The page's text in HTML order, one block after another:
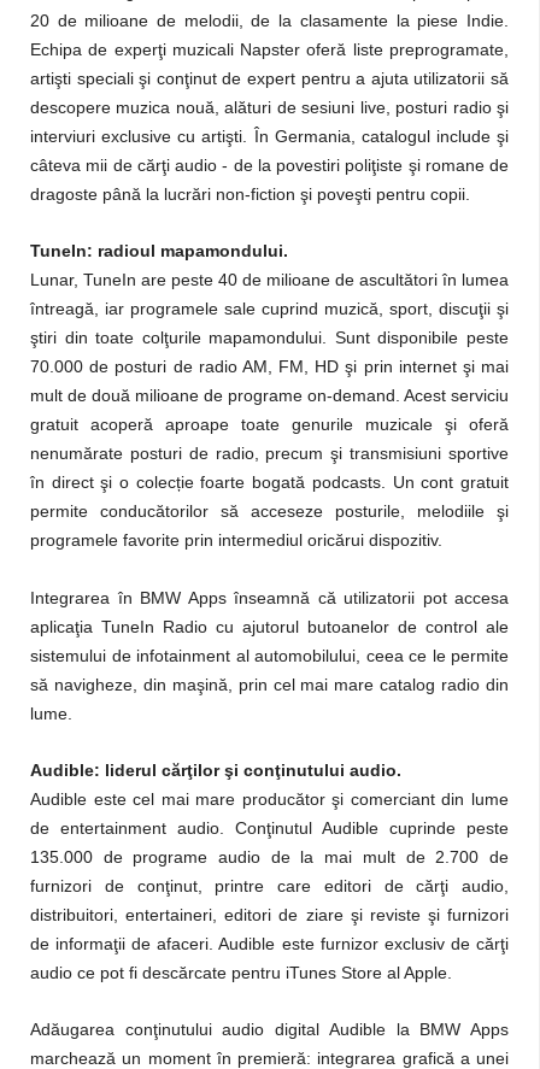
20 de milioane de melodii, de la clasamente la piese Indie.
Echipa de experţi muzicali Napster oferă liste preprogramate,
artişti speciali şi conţinut de expert pentru a ajuta utilizatorii să
descopere muzica nouă, alături de sesiuni live, posturi radio şi
interviuri exclusive cu artişti. În Germania, catalogul include şi
câteva mii de cărţi audio - de la povestiri poliţiste şi romane de
dragoste până la lucrări non-fiction şi poveşti pentru copii.
TuneIn: radioul mapamondului.
Lunar, TuneIn are peste 40 de milioane de ascultători în lumea
întreagă, iar programele sale cuprind muzică, sport, discuţii şi
ştiri din toate colţurile mapamondului. Sunt disponibile peste
70.000 de posturi de radio AM, FM, HD şi prin internet şi mai
mult de două milioane de programe on-demand. Acest serviciu
gratuit acoperă aproape toate genurile muzicale şi oferă
nenumărate posturi de radio, precum şi transmisiuni sportive
în direct şi o colecție foarte bogată podcasts. Un cont gratuit
permite conducătorilor să acceseze posturile, melodiile şi
programele favorite prin intermediul oricărui dispozitiv.
Integrarea în BMW Apps înseamnă că utilizatorii pot accesa
aplicaţia TuneIn Radio cu ajutorul butoanelor de control ale
sistemului de infotainment al automobilului, ceea ce le permite
să navigheze, din maşină, prin cel mai mare catalog radio din
lume.
Audible: liderul cărţilor şi conţinutului audio.
Audible este cel mai mare producător şi comerciant din lume
de entertainment audio. Conţinutul Audible cuprinde peste
135.000 de programe audio de la mai mult de 2.700 de
furnizori de conţinut, printre care editori de cărţi audio,
distribuitori, entertaineri, editori de ziare şi reviste şi furnizori
de informaţii de afaceri. Audible este furnizor exclusiv de cărţi
audio ce pot fi descărcate pentru iTunes Store al Apple.
Adăugarea conţinutului audio digital Audible la BMW Apps
marchează un moment în premieră: integrarea grafică a unei